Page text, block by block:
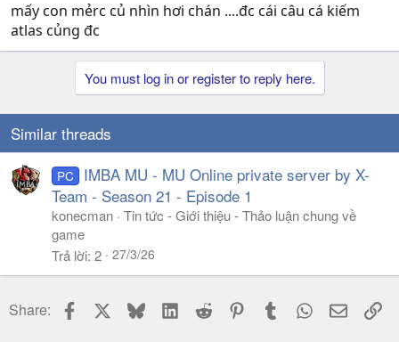
mấy con mẻrc củ nhìn hơi chán ....đc cái câu cá kiếm
atlas củng đc
You must log in or register to reply here.
Similar threads
PC
IMBA MU - MU Online private server by X-
Team - Season 21 - Episode 1
konecman Tin tức - Giới thiệu - Thảo luận chung về
game
Trả lời 2 27/3/26
Share: Facebook BlueskyLinkedIn
Reddit PinterestTumblr WhatsApp
Email